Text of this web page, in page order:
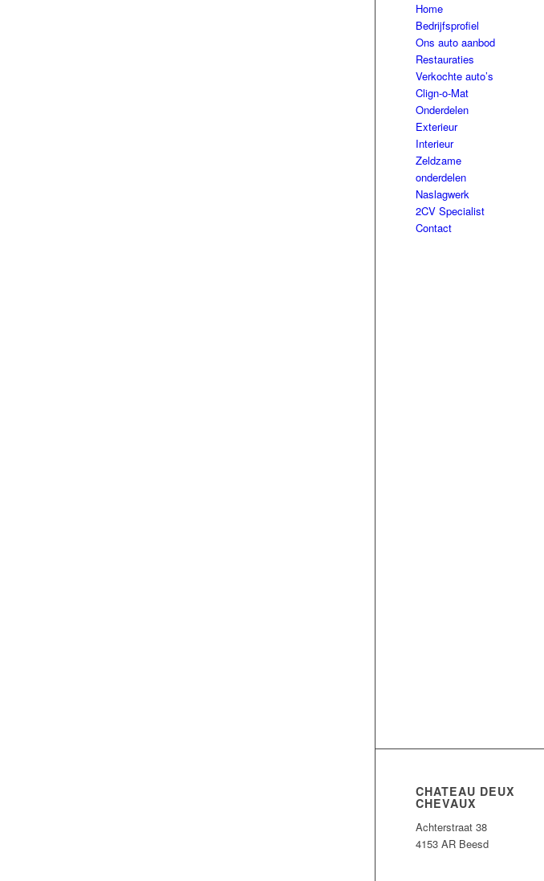
Home
Bedrijfsprofiel
Ons auto aanbod
Restauraties
Verkochte auto’s
Clign-o-Mat
Onderdelen
Exterieur
Interieur
Zeldzame
onderdelen
Naslagwerk
2CV Specialist
Contact
CHATEAU DEUX
CHEVAUX
Achterstraat 38
4153 AR Beesd